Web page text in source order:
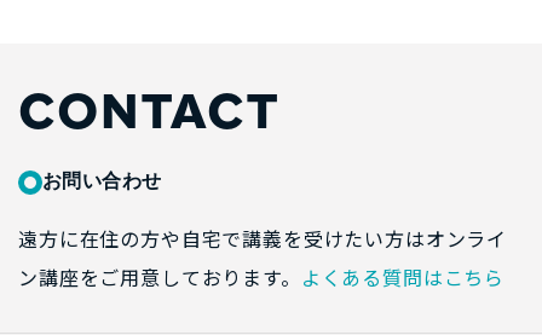
CONTACT
お問い合わせ
遠方に在住の方や自宅で講義を受けたい方はオンライ
ン講座をご用意しております。 よくある質問はこちら